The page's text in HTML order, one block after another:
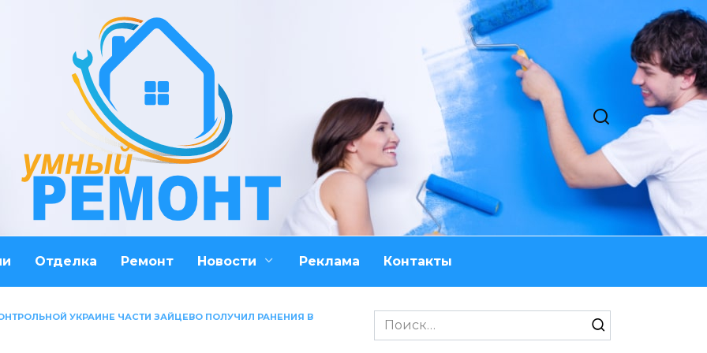
Отделка Ремонт Новости Реклама Контакты
УКРАИНЕ ЧАСТИ ЗАЙЦЕВО ПОЛУЧИЛ РАНЕНИЯ В
Search
for: